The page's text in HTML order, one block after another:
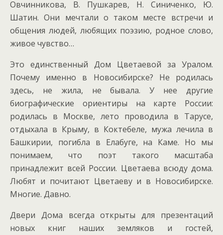
Овчинникова, В. Пушкарев, Н. Синиченко, Ю.
Шатин. Они мечтали о таком месте встречи и
общения людей, любящих поэзию, родное слово,
живое чувство…
Это единственный Дом Цветаевой за Уралом.
Почему именно в Новосибирске? Не родилась
здесь, не жила, не бывала. У нее другие
биографические ориентиры на карте России:
родилась в Москве, лето проводила в Тарусе,
отдыхала в Крыму, в Коктебеле, мужа лечила в
Башкирии, погибла в Елабуге, на Каме. Но мы
понимаем, что поэт такого масштаба
принадлежит всей России. Цветаева всюду дома.
Любят и почитают Цветаеву и в Новосибирске.
Многие. Давно.
Двери Дома всегда открыты для презентаций
новых книг наших земляков и гостей,